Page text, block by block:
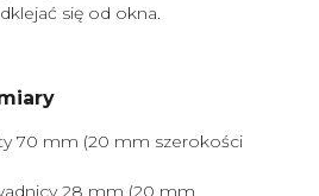
się od okna.
70 mm (20 mm szerokości
28 mm (20 mm